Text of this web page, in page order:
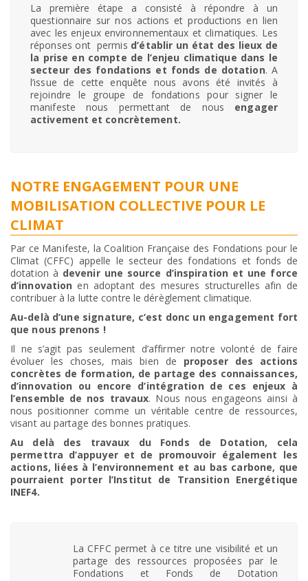
La première étape a consisté à répondre à un
questionnaire sur nos actions et productions en lien
avec les enjeux environnementaux et climatiques. Les
réponses ont permis d’établir un état des lieux de
la prise en compte de l’enjeu climatique dans le
secteur des fondations et fonds de dotation. A
l’issue de cette enquête nous avons été invités à
rejoindre le groupe de fondations pour signer le
manifeste nous permettant de nous engager
activement et concrètement.
NOTRE ENGAGEMENT POUR UNE
MOBILISATION COLLECTIVE POUR LE
CLIMAT
Par ce Manifeste, la Coalition Française des Fondations pour le
Climat (CFFC) appelle le secteur des fondations et fonds de
dotation à devenir une source d’inspiration et une force
d’innovation en adoptant des mesures structurelles afin de
contribuer à la lutte contre le dérèglement climatique.
Au-delà d’une signature, c’est donc un engagement fort
que nous prenons !
Il ne s’agit pas seulement d’affirmer notre volonté de faire
évoluer les choses, mais bien de proposer des actions
concrètes de formation, de partage des connaissances,
d’innovation ou encore d’intégration de ces enjeux à
l’ensemble de nos travaux. Nous nous engageons ainsi à
nous positionner comme un véritable centre de ressources,
visant au partage des bonnes pratiques.
Au delà des travaux du Fonds de Dotation, cela
permettra d’appuyer et de promouvoir également les
actions, liées à l’environnement et au bas carbone, que
pourraient porter l’Institut de Transition Energétique
INEF4.
La CFFC permet à ce titre une visibilité et un
partage des ressources proposées par le
Fondations et Fonds de Dotation